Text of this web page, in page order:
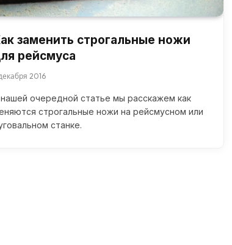
заменить строгальные ножи
рейсмуса
2016
очередной статье мы расскажем как
строгальные ножи на рейсмусном или
станке.